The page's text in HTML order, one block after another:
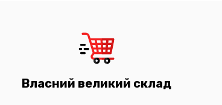
Власний великий склад